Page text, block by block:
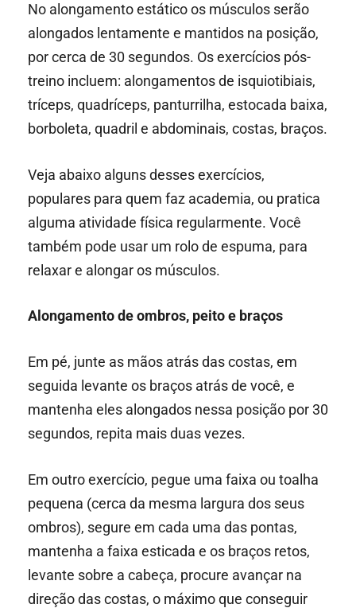
No alongamento estático os músculos serão
alongados lentamente e mantidos na posição,
por cerca de 30 segundos. Os exercícios pós-
treino incluem: alongamentos de isquiotibiais,
tríceps, quadríceps, panturrilha, estocada baixa,
borboleta, quadril e abdominais, costas, braços.
Veja abaixo alguns desses exercícios,
populares para quem faz academia, ou pratica
alguma atividade física regularmente. Você
também pode usar um rolo de espuma, para
relaxar e alongar os músculos.
Alongamento de ombros, peito e braços
Em pé, junte as mãos atrás das costas, em
seguida levante os braços atrás de você, e
mantenha eles alongados nessa posição por 30
segundos, repita mais duas vezes.
Em outro exercício, pegue uma faixa ou toalha
pequena (cerca da mesma largura dos seus
ombros), segure em cada uma das pontas,
mantenha a faixa esticada e os braços retos,
levante sobre a cabeça, procure avançar na
direção das costas, o máximo que conseguir